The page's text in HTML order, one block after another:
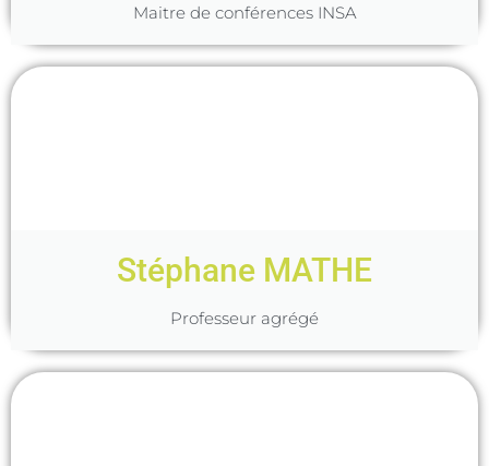
Maitre de conférences INSA
Stéphane MATHE
Professeur agrégé